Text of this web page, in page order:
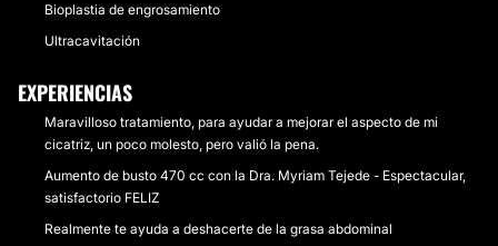
Bioplastia de engrosamiento
Ultracavitación
EXPERIENCIAS
Maravilloso tratamiento, para ayudar a mejorar el aspecto de mi
cicatriz, un poco molesto, pero valió la pena.
Aumento de busto 470 cc con la Dra. Myriam Tejede - Espectacular,
satisfactorio FELIZ
Realmente te ayuda a deshacerte de la grasa abdominal